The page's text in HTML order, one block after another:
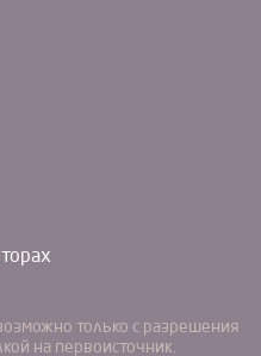
только с разрешения
на первоисточник.